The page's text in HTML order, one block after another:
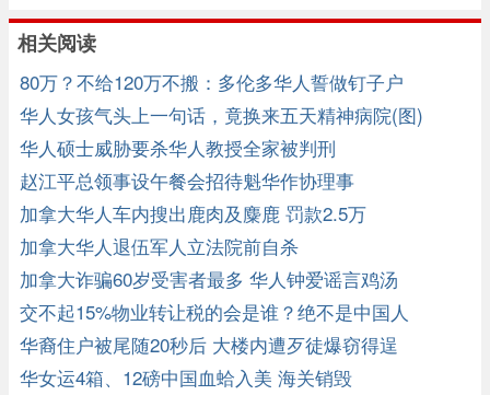
相关阅读
80万？不给120万不搬：多伦多华人誓做钉子户
华人女孩气头上一句话，竟换来五天精神病院(图)
华人硕士威胁要杀华人教授全家被判刑
赵江平总领事设午餐会招待魁华作协理事
加拿大华人车内搜出鹿肉及麋鹿 罚款2.5万
加拿大华人退伍军人立法院前自杀
加拿大诈骗60岁受害者最多 华人钟爱谣言鸡汤
交不起15%物业转让税的会是谁？绝不是中国人
华裔住户被尾随20秒后 大楼内遭歹徒爆窃得逞
华女运4箱、12磅中国血蛤入美 海关销毁